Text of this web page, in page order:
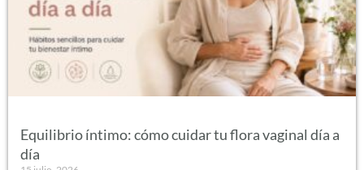
Equilibrio íntimo: cómo cuidar tu flora vaginal día a
día